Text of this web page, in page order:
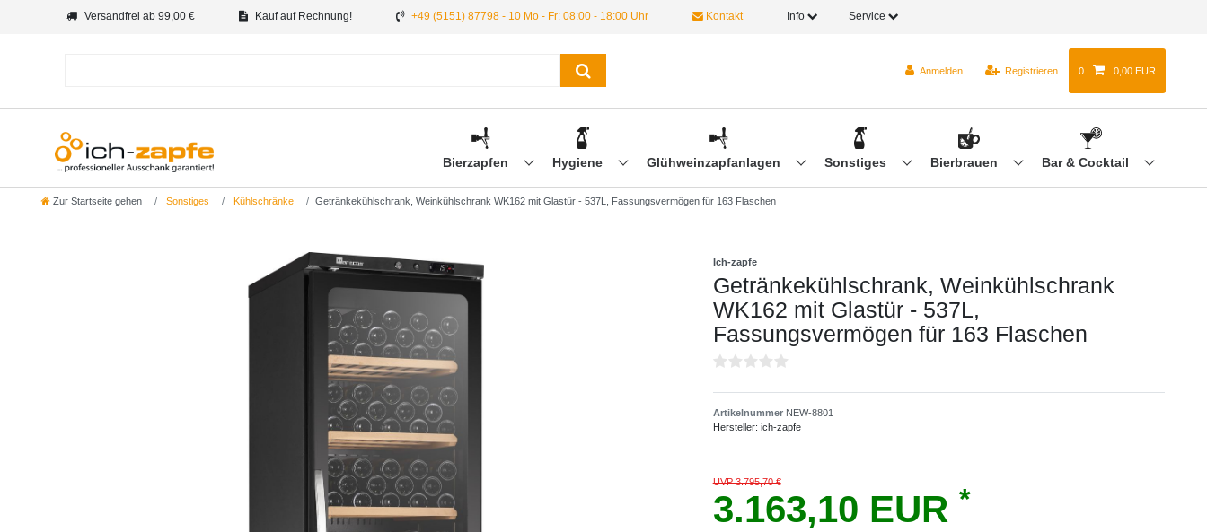
Versandfrei ab 99,00 € Kauf auf Rechnung! +49 (5151) 87798 - 10 Mo - Fr: 08:00 - 18:00 Uhr Kontakt Info Service
Anmelden Registrieren 0 0,00 EUR
Bierzapfen Hygiene Glühweinzapfanlagen Sonstiges Bierbrauen Bar & Cocktail
Zur Startseite gehen Sonstiges Kühlschränke Getränkekühlschrank, Weinkühlschrank WK162 mit Glastür - 537L, Fassungsvermögen für 163 Flaschen
Ich-zapfe
Getränkekühlschrank, Weinkühlschrank
WK162 mit Glastür - 537L,
Fassungsvermögen für 163 Flaschen
Artikelnummer NEW-8801
Hersteller: ich-zapfe
UVP 3.795,70 €
3.163,10 EUR *